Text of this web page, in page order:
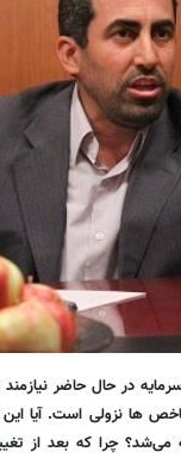
در حال حاضر
ها نزولی است. آیا
می‌شد؟ چرا که بعد از